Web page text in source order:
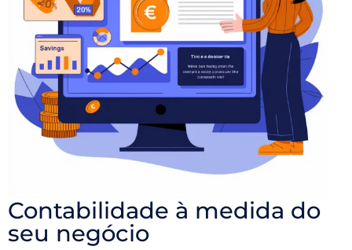
Contabilidade à medida do
seu negócio